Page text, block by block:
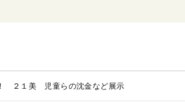
２１美 児童らの沈金など展示